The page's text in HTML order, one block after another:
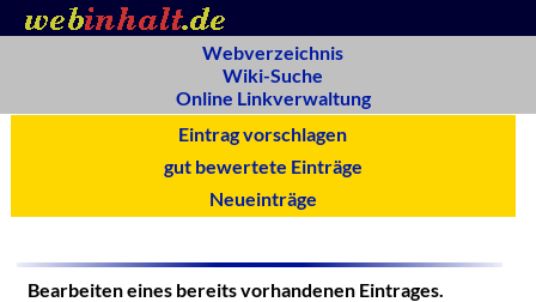
Webverzeichnis
Wiki-Suche
Online Linkverwaltung
Eintrag vorschlagen
gut bewertete Einträge
Neueinträge
Bearbeiten eines bereits vorhandenen Eintrages.